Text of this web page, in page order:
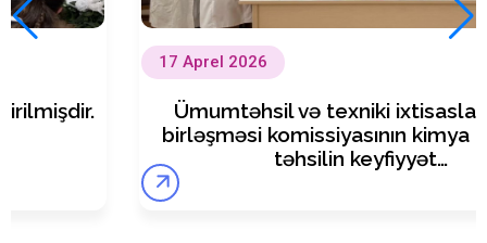
17 Aprel 2026
Ümumtəhsil və texniki
birləşməsi komissiyasının kimya
təhsilin keyfiyyət…
arrow_forward